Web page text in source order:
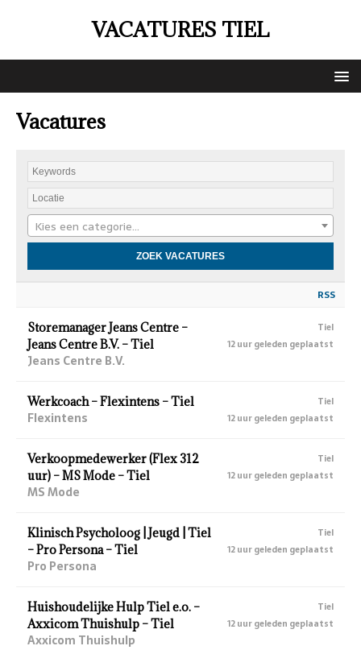
VACATURES TIEL
Vacatures
Kies een categorie…
RSS
Storemanager Jeans Centre –
Jeans Centre B.V. – Tiel
Jeans Centre B.V.
Tiel
12 uur geleden geplaatst
Werkcoach – Flexintens – Tiel
Flexintens
Tiel
12 uur geleden geplaatst
Verkoopmedewerker (Flex 312
uur) – MS Mode – Tiel
MS Mode
Tiel
12 uur geleden geplaatst
Klinisch Psycholoog | Jeugd | Tiel
– Pro Persona – Tiel
Pro Persona
Tiel
12 uur geleden geplaatst
Huishoudelijke Hulp Tiel e.o. –
Axxicom Thuishulp – Tiel
Axxicom Thuishulp
Tiel
12 uur geleden geplaatst